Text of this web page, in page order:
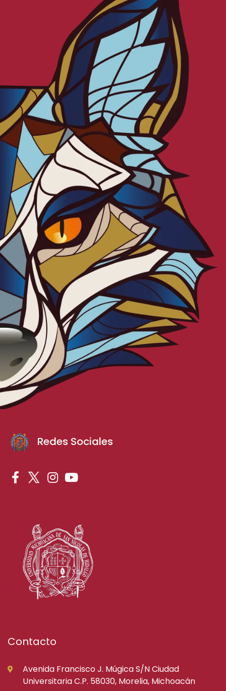
Redes Sociales
Contacto
Avenida Francisco J. Múgica S/N Ciudad
Universitaria C.P. 58030, Morelia, Michoacán